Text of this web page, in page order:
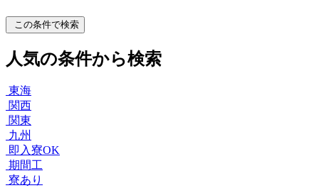
この条件で検索
人気の条件から検索
東海
関西
関東
九州
即入寮OK
期間工
寮あり